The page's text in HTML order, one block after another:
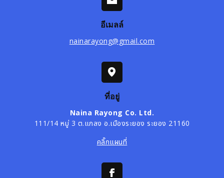
อีเมลล์
nainarayong@gmail.com
ที่อยู่
Naina Rayong Co. Ltd.
111/14 หมู่ 3 ต.แกลง อ.เมืองระยอง ระยอง 21160
คลิ๊กแผนที่